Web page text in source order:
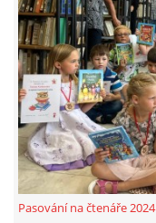
Pasování na čtenáře 2024